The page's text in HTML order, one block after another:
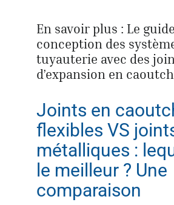
En savoir plus : Le
conception des
tuyauterie avec des
d’expansion en
Joints en
flexibles VS
métalliques :
le meilleur ? Une
comparaison